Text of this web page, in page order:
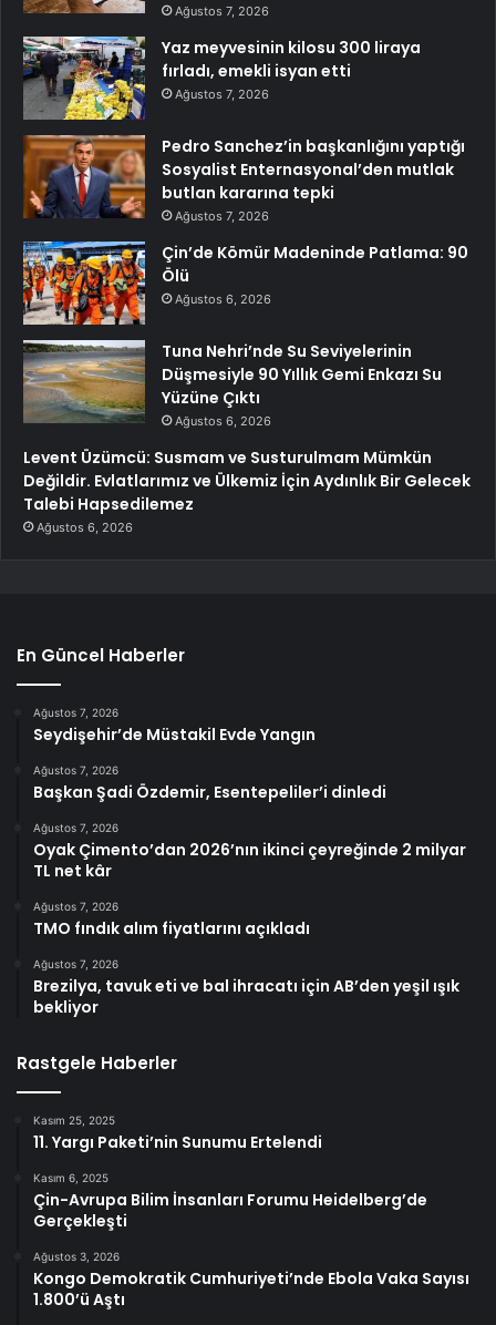
Ağustos 7, 2026
Yaz meyvesinin kilosu 300 liraya
fırladı, emekli isyan etti
Ağustos 7, 2026
Pedro Sanchez’in başkanlığını yaptığı
Sosyalist Enternasyonal’den mutlak
butlan kararına tepki
Ağustos 7, 2026
Çin’de Kömür Madeninde Patlama: 90
Ölü
Ağustos 6, 2026
Tuna Nehri’nde Su Seviyelerinin
Düşmesiyle 90 Yıllık Gemi Enkazı Su
Yüzüne Çıktı
Ağustos 6, 2026
Levent Üzümcü: Susmam ve Susturulmam Mümkün
Değildir. Evlatlarımız ve Ülkemiz İçin Aydınlık Bir Gelecek
Talebi Hapsedilemez
Ağustos 6, 2026
En Güncel Haberler
Ağustos 7, 2026
Seydişehir’de Müstakil Evde Yangın
Ağustos 7, 2026
Başkan Şadi Özdemir, Esentepeliler’i dinledi
Ağustos 7, 2026
Oyak Çimento’dan 2026’nın ikinci çeyreğinde 2 milyar
TL net kâr
Ağustos 7, 2026
TMO fındık alım fiyatlarını açıkladı
Ağustos 7, 2026
Brezilya, tavuk eti ve bal ihracatı için AB’den yeşil ışık
bekliyor
Rastgele Haberler
Kasım 25, 2025
11. Yargı Paketi’nin Sunumu Ertelendi
Kasım 6, 2025
Çin-Avrupa Bilim İnsanları Forumu Heidelberg’de
Gerçekleşti
Ağustos 3, 2026
Kongo Demokratik Cumhuriyeti’nde Ebola Vaka Sayısı
1.800’ü Aştı